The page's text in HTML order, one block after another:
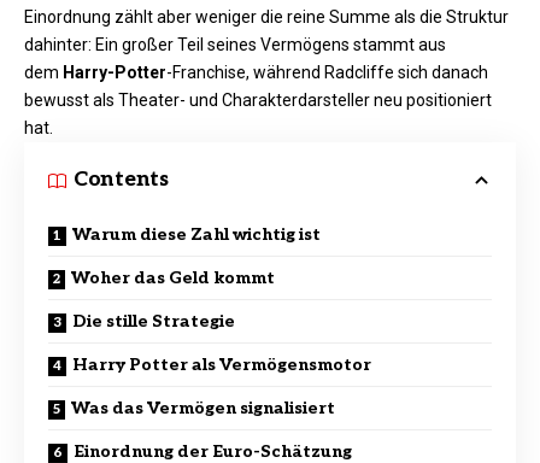
Einordnung zählt aber weniger die reine Summe als die Struktur
dahinter: Ein großer Teil seines Vermögens stammt aus
dem Harry-Potter-Franchise, während Radcliffe sich danach
bewusst als Theater- und Charakterdarsteller neu positioniert
hat.
Contents
Warum diese Zahl wichtig ist
Woher das Geld kommt
Die stille Strategie
Harry Potter als Vermögensmotor
Was das Vermögen signalisiert
Einordnung der Euro-Schätzung